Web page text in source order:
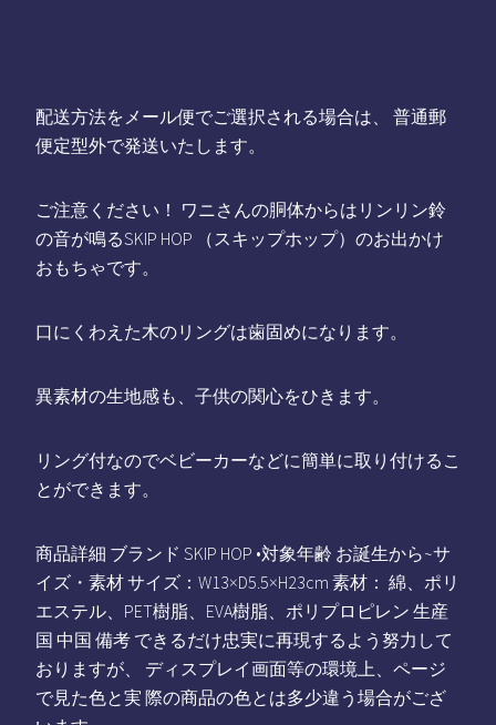
配送方法をメール便でご選択される場合は、 普通郵
便定型外で発送いたします。
ご注意ください！ ワニさんの胴体からはリンリン鈴
の音が鳴るSKIP HOP （スキップホップ）のお出かけ
おもちゃです。
口にくわえた木のリングは歯固めになります。
異素材の生地感も、子供の関心をひきます。
リング付なのでベビーカーなどに簡単に取り付けるこ
とができます。
商品詳細 ブランド SKIP HOP •対象年齢 お誕生から~サ
イズ・素材 サイズ：W13×D5.5×H23cm 素材： 綿、ポリ
エステル、PET樹脂、EVA樹脂、ポリプロピレン 生産
国 中国 備考 できるだけ忠実に再現するよう努力して
おりますが、 ディスプレイ画面等の環境上、ページ
で見た色と実 際の商品の色とは多少違う場合がござ